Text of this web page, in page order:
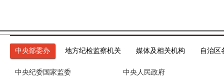
中央部委办 地方纪检监察机关 媒体及相关机构 自治区
中央纪委国家监委 中央人民政府